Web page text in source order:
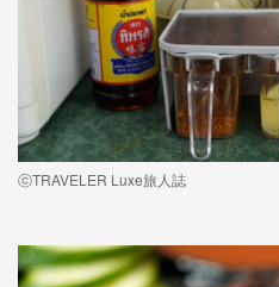
ⓒTRAVELER Luxe旅人誌